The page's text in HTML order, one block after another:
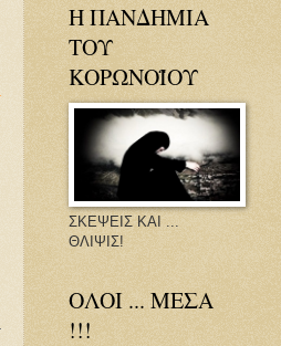
Η ΠΑΝΔΗΜΙΑ
ΤΟΥ
ΚΟΡΩΝΟΪΟΥ
ΣΚΕΨΕΙΣ ΚΑΙ ...
ΘΛΙΨΙΣ!
ΟΛΟΙ ... ΜΕΣΑ
!!!